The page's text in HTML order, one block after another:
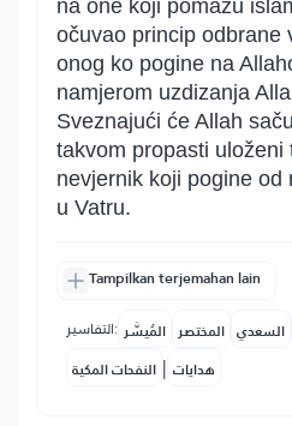
na one koji pomažu
očuvao princip odbrane
onog ko pogine na
namjerom uzdizanja
Sveznajući će Allah
takvom propasti uloženi
nevjernik koji pogine od
u Vatru.
Tampilkan terjemahan lain
التفاسير: المُيسَّر المختصر السعدي
النفحات المكية | هدايات